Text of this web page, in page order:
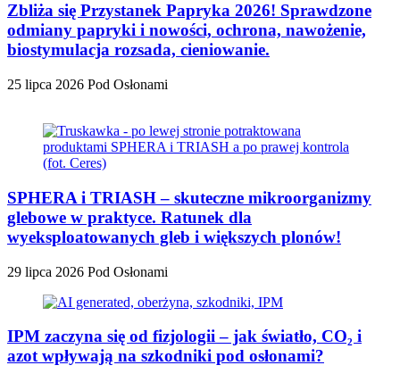
Zbliża się Przystanek Papryka 2026! Sprawdzone
odmiany papryki i nowości, ochrona, nawożenie,
biostymulacja rozsada, cieniowanie.
25 lipca 2026 Pod Osłonami
SPHERA i TRIASH – skuteczne mikroorganizmy
glebowe w praktyce. Ratunek dla
wyeksploatowanych gleb i większych plonów!
29 lipca 2026 Pod Osłonami
IPM zaczyna się od fizjologii – jak światło, CO₂ i
azot wpływają na szkodniki pod osłonami?